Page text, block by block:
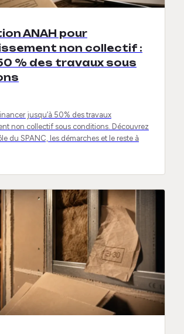
ANAH pour
non collectif :
% des travaux sous
jusqu’à 50% des travaux
non collectif sous conditions. Découvrez
du SPANC, les démarches et le reste à